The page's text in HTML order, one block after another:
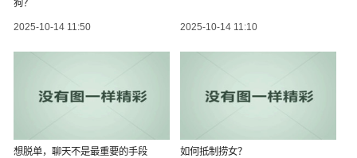
狗？
2025-10-14 11:50 2025-10-14 11:10
想脱单，聊天不是最重要的手段 如何抵制捞女？